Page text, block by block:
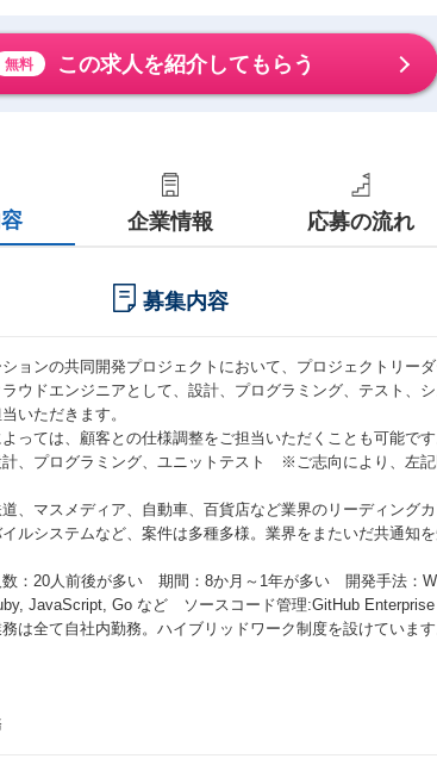
無料 この求人を紹介してもらう
企業情報 応募の流れ
募集内容
ョンの共同開発プロジェクトにおいて、プロジェクトリー
ウドエンジニアとして、設計、プログラミング、テスト、
いただきます。
っては、顧客との仕様調整をご担当いただくことも可能です
計、プログラミング、ユニットテスト ※ご志向により、左
道、マスメディア、自動車、百貨店など業界のリーディング
ルシステムなど、案件は多種多様。業界をまたいだ共通知
数：20人前後が多い 期間：8か月～1年が多い 開発手法：
JavaScript, Go など ソースコード管理:GitHub
は全て自社内勤務。ハイブリッドワーク制度を設けていま